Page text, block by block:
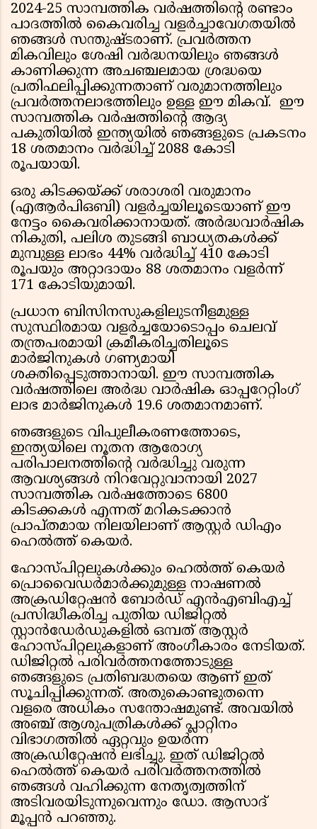
2024-25 സാമ്പത്തിക വര്‍ഷത്തിന്റെ രണ്ടാം
പാദത്തില്‍ കൈവരിച്ച വളര്‍ച്ചാവേഗതയില്‍
ഞങ്ങള്‍ സന്തുഷ്ടരാണ്. പ്രവര്‍ത്തന
മികവിലും ശേഷി വര്‍ദ്ധനയിലും ഞങ്ങള്‍
കാണിക്കുന്ന അചഞ്ചലമായ ശ്രദ്ധയെ
പ്രതിഫലിപ്പിക്കുന്നതാണ് വരുമാനത്തിലും
പ്രവര്‍ത്തനലാഭത്തിലും ഉള്ള ഈ മികവ്. ഈ
സാമ്പത്തിക വര്‍ഷത്തിന്റെ ആദ്യ
പകുതിയില്‍ ഇന്ത്യയില്‍ ഞങ്ങളുടെ പ്രകടനം
18 ശതമാനം വര്‍ദ്ധിച്ച് 2088 കോടി
രൂപയായി.
ഒരു കിടക്കയ്ക്ക് ശരാശരി വരുമാനം
(എആര്‍പിഒബി) വളര്‍ച്ചയിലൂടെയാണ് ഈ
നേട്ടം കൈവരിക്കാനായത്. അര്‍ദ്ധവാര്‍ഷിക
നികുതി, പലിശ തുടങ്ങി ബാധ്യതകള്‍ക്ക്
മുമ്പുള്ള ലാഭം 44% വര്‍ദ്ധിച്ച് 410 കോടി
രൂപയും അറ്റാദായം 88 ശതമാനം വളര്‍ന്ന്
171 കോടിയുമായി.
പ്രധാന ബിസിനസുകളിലുടനീളമുള്ള
സുസ്ഥിരമായ വളര്‍ച്ചയോടൊപ്പം ചെലവ്
തന്ത്രപരമായി ക്രമീകരിച്ചതിലൂടെ
മാര്‍ജിനുകള്‍ ഗണ്യമായി
ശക്തിപ്പെടുത്താനായി. ഈ സാമ്പത്തിക
വര്‍ഷത്തിലെ അര്‍ദ്ധ വാര്‍ഷിക ഓപ്പറേറ്റിംഗ്
ലാഭ മാര്‍ജിനുകള്‍ 19.6 ശതമാനമാണ്.
ഞങ്ങളുടെ വിപുലീകരണത്തോടെ,
ഇന്ത്യയിലെ നൂതന ആരോഗ്യ
പരിപാലനത്തിന്റെ വര്‍ദ്ധിച്ചു വരുന്ന
ആവശ്യങ്ങള്‍ നിറവേറ്റുവാനായി 2027
സാമ്പത്തിക വര്‍ഷത്തോടെ 6800
കിടക്കകള്‍ എന്നത് മറികടക്കാന്‍
പ്രാപ്തമായ നിലയിലാണ് ആസ്റ്റര്‍ ഡിഎം
ഹെല്‍ത്ത് കെയര്‍.
ഹോസ്പിറ്റലുകള്‍ക്കും ഹെല്‍ത്ത് കെയര്‍
പ്രൊവൈഡര്‍മാര്‍ക്കുമുള്ള നാഷണല്‍
അക്രഡിറ്റേഷന്‍ ബോര്‍ഡ് എന്‍എബിഎച്ച്
പ്രസിദ്ധീകരിച്ച പുതിയ ഡിജിറ്റല്‍
സ്റ്റാന്‍ഡേര്‍ഡുകളില്‍ ഒമ്പത് ആസ്റ്റര്‍
ഹോസ്പിറ്റലുകളാണ് അംഗീകാരം നേടിയത്.
ഡിജിറ്റല്‍ പരിവര്‍ത്തനത്തോടുള്ള
ഞങ്ങളുടെ പ്രതിബദ്ധതയെ ആണ് ഇത്
സൂചിപ്പിക്കുന്നത്. അതുകൊണ്ടുതന്നെ
വളരെ അധികം സന്തോഷമുണ്ട്. അവയില്‍
അഞ്ച് ആശുപത്രികള്‍ക്ക് പ്ലാറ്റിനം
വിഭാഗത്തില്‍ ഏറ്റവും ഉയര്‍ന്ന
അക്രഡിറ്റേഷന്‍ ലഭിച്ചു. ഇത് ഡിജിറ്റല്‍
ഹെല്‍ത്ത് കെയര്‍ പരിവര്‍ത്തനത്തില്‍
ഞങ്ങള്‍ വഹിക്കുന്ന നേതൃത്വത്തിന്
അടിവരയിടുന്നുവെന്നും ഡോ. ആസാദ്
മൂപ്പന്‍ പറഞ്ഞു.